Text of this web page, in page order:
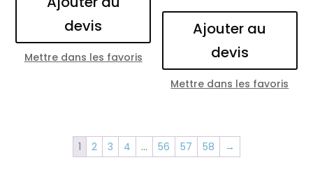
devis
Mettre dans les favoris
Ajouter au
devis
Mettre dans les favoris
1 2 3 4 … 56 57 58 →